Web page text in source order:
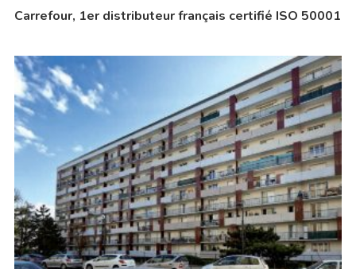
Carrefour, 1er distributeur français certifié ISO 50001